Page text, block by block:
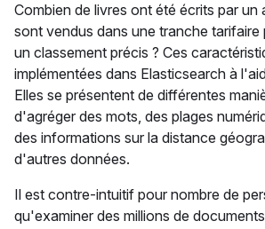
Combien de livres ont été écrits par un
sont vendus dans une tranche tarifaire
un classement précis ? Ces
implémentées dans Elasticsearch à
Elles se présentent de différentes
d'agréger des mots, des plages
des informations sur la distance
d'autres données.
Il est contre-intuitif pour nombre de
qu'examiner des millions de